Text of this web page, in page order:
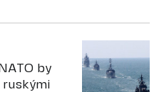
by